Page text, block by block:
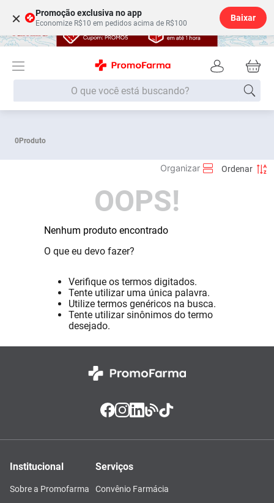
× Promoção exclusiva no app
Economize R$10 em pedidos acima de R$100
Baixar
O que você está buscando?
0Produto
OOPS!
Nenhum produto encontrado
O que eu devo fazer?
Verifique os termos digitados.
Tente utilizar uma única palavra.
Utilize termos genéricos na busca.
Tente utilizar sinônimos do termo
desejado.
Institucional
Sobre a Promofarma
Serviços
Convênio Farmácia
Fralda G
Shampoo
Pampers Confort Sec
Vitamina D
Soro Fisiológico